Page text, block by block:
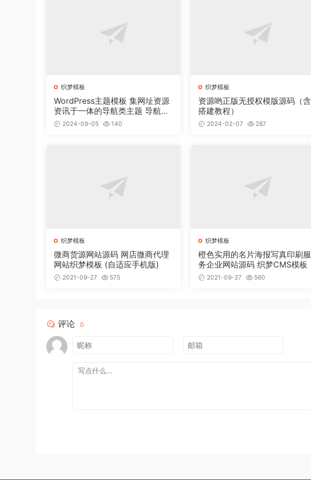
织梦模板
WordPress主题模板 集网址资源
资讯于一体的导航类主题 导航主
题垂直行业模板
2024-09-05 140
织梦模板
资源哟正版无授权模版源码（含
搭建教程）
2024-02-07 287
织梦模板
微商货源网站源码 网店微商代理
网站织梦模板 (自适应手机版)
2021-09-27 575
织梦模板
橙色实用的名片海报写真印刷服
务企业网站源码 织梦CMS模板
2021-09-27 560
评论 0